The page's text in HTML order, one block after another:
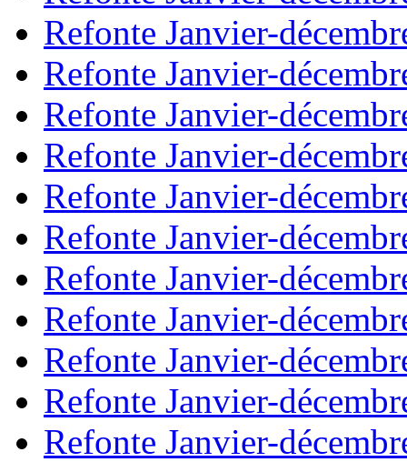
Refonte Janvier-
Refonte Janvier-
Refonte Janvier-
Refonte Janvier-
Refonte Janvier-
Refonte Janvier-
Refonte Janvier-
Refonte Janvier-
Refonte Janvier-
Refonte Janvier-
Refonte Janvier-